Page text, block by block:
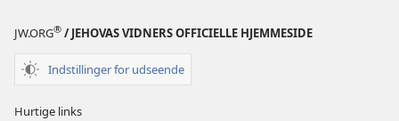
Vidners
JW.ORG® / JEHOVAS VIDNERS OFFICIELLE HJEMMESIDE
Indstillinger for udseende
Hurtige links